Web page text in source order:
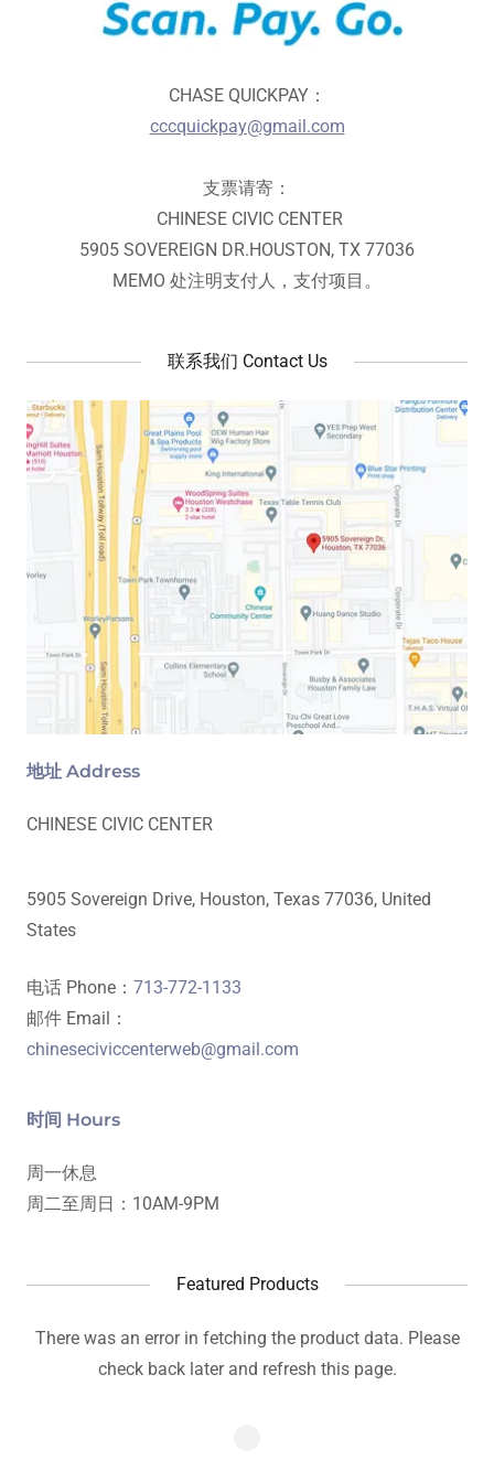
CHASE QUICKPAY：
cccquickpay@gmail.com
支票请寄：
CHINESE CIVIC CENTER
5905 SOVEREIGN DR.HOUSTON, TX 77036
MEMO 处注明支付人，支付项目。
联系我们 Contact Us
地址 Address
CHINESE CIVIC CENTER
5905 Sovereign Drive, Houston, Texas 77036, United
States
电话 Phone： 713-772-1133
chineseciviccenterweb@gmail.com
时间 Hours
周一休息
周二至周日：10AM-9PM
Featured Products
There was an error in fetching the product data. Please
check back later and refresh this page.